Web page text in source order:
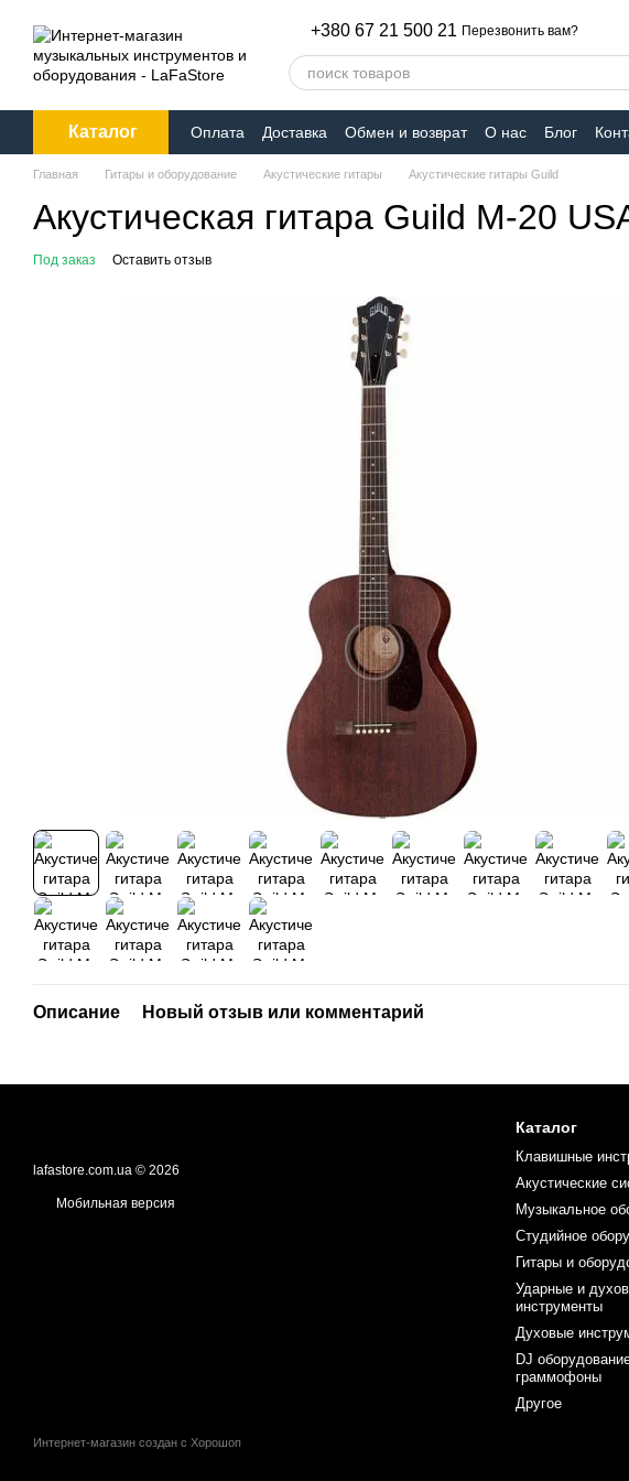
+380 67 21 500 21 Перезвонить вам?
Каталог Оплата Доставка Обмен и возврат О нас Блог
Главная Гитары и оборудование Акустические гитары Акустические гитары Guild
Акустическая гитара Guild M-20
Под заказ Оставить отзыв
Описание Новый отзыв или комментарий
lafastore.com.ua © 2026
Мобильная версия
Интернет-магазин создан с Хорошоп
Каталог
Клавишные
Акустические
Музыкальное
Студийное
Гитары и
Ударные и
инструменты
Духовые
DJ
граммофоны
Другое